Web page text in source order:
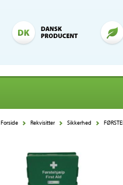
Forside Rekvisitter Sikkerhed